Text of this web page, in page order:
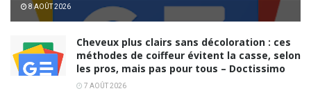
8 AOÛT 2026
Cheveux plus clairs sans décoloration : ces
méthodes de coiffeur évitent la casse, selon
les pros, mais pas pour tous – Doctissimo
7 AOÛT 2026